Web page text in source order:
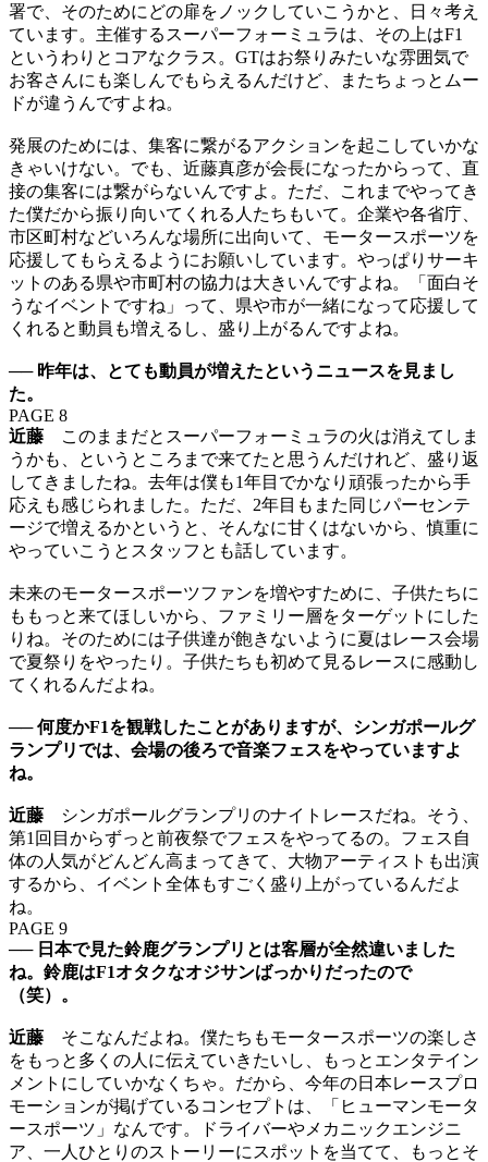
署で、そのためにどの扉をノックしていこうかと、日々考え
ています。主催するスーパーフォーミュラは、その上はF1
というわりとコアなクラス。GTはお祭りみたいな雰囲気で
お客さんにも楽しんでもらえるんだけど、またちょっとムー
ドが違うんですよね。
発展のためには、集客に繋がるアクションを起こしていかな
きゃいけない。でも、近藤真彦が会長になったからって、直
接の集客には繋がらないんですよ。ただ、これまでやってき
た僕だから振り向いてくれる人たちもいて。企業や各省庁、
市区町村などいろんな場所に出向いて、モータースポーツを
応援してもらえるようにお願いしています。やっぱりサーキ
ットのある県や市町村の協力は大きいんですよね。「面白そ
うなイベントですね」って、県や市が一緒になって応援して
くれると動員も増えるし、盛り上がるんですよね。
── 昨年は、とても動員が増えたというニュースを見まし
た。
PAGE 8
近藤 このままだとスーパーフォーミュラの火は消えてしま
うかも、というところまで来てたと思うんだけれど、盛り返
してきましたね。去年は僕も1年目でかなり頑張ったから手
応えも感じられました。ただ、2年目もまた同じパーセンテ
ージで増えるかというと、そんなに甘くはないから、慎重に
やっていこうとスタッフとも話しています。
未来のモータースポーツファンを増やすために、子供たちに
ももっと来てほしいから、ファミリー層をターゲットにした
りね。そのためには子供達が飽きないように夏はレース会場
で夏祭りをやったり。子供たちも初めて見るレースに感動し
てくれるんだよね。
── 何度かF1を観戦したことがありますが、シンガポールグ
ランプリでは、会場の後ろで音楽フェスをやっていますよ
ね。
近藤 シンガポールグランプリのナイトレースだね。そう、
第1回目からずっと前夜祭でフェスをやってるの。フェス自
体の人気がどんどん高まってきて、大物アーティストも出演
するから、イベント全体もすごく盛り上がっているんだよ
ね。
PAGE 9
── 日本で見た鈴鹿グランプリとは客層が全然違いました
ね。鈴鹿はF1オタクなオジサンばっかりだったので
（笑）。
近藤 そこなんだよね。僕たちもモータースポーツの楽しさ
をもっと多くの人に伝えていきたいし、もっとエンタテイン
メントにしていかなくちゃ。だから、今年の日本レースプロ
モーションが掲げているコンセプトは、「ヒューマンモータ
ースポーツ」なんです。ドライバーやメカニックエンジニ
ア、一人ひとりのストーリーにスポットを当てて、もっとそ